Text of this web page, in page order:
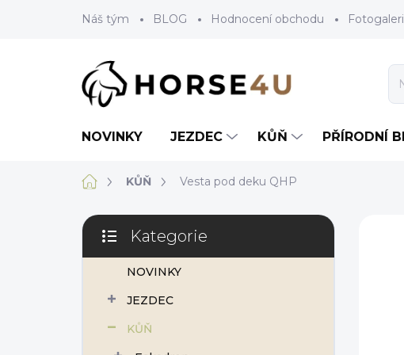
Náš tým BLOG Hodnocení obchodu
NOVINKY JEZDEC KŮŇ PŘÍRODNÍ
DomůKŮŇ Vesta pod deku QHP
P
s
Přeskočit
kategorie
Kategorie
NOVINKY
JEZDEC
KŮŇ